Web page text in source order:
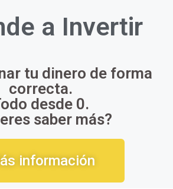
a Invertir
tu dinero de forma
correcta.
desde 0.
saber más?
información